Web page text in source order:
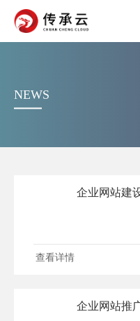
NEWS
企业网站建
查看详情